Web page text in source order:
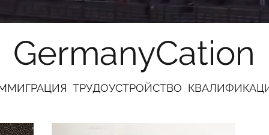
GermanyCation
ТРУДОУСТРОЙСТВО